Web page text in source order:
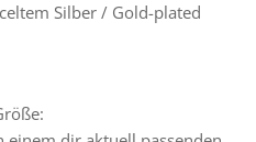
Silber / Gold-plated